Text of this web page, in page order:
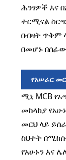
ሕንፃዎች እና
ተርሚናል
በብዛት ጥቅም
በመሆኑ
የአሠራር
ሚኒ MCB
መከላከያ
መርህ ላይ
ስህተት
የአሁኑን እና